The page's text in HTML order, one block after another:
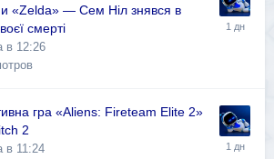
«Zelda» — Сем Ніл знявся в
смерті
в 12:26
гра «Aliens: Fireteam Elite 2»
2
в 11:24